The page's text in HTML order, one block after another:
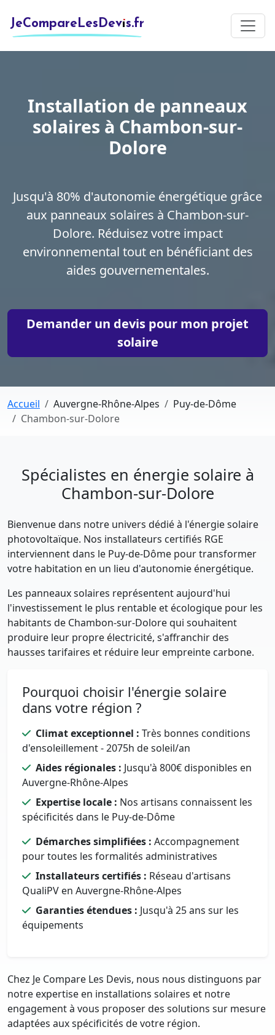
JeCompareLesDevis.fr
Installation de panneaux
solaires à Chambon-sur-
Dolore
Jusqu'à 80% d'autonomie énergétique grâce
aux panneaux solaires à Chambon-sur-
Dolore. Réduisez votre impact
environnemental tout en bénéficiant des
aides gouvernementales.
Demander un devis pour mon projet
solaire
Accueil Auvergne-Rhône-Alpes
Puy-de-Dôme
Chambon-sur-Dolore
Spécialistes en énergie solaire à
Chambon-sur-Dolore
Bienvenue dans notre univers dédié à l'énergie solaire
photovoltaïque. Nos installateurs certifiés RGE
interviennent dans le Puy-de-Dôme pour transformer
votre habitation en un lieu d'autonomie énergétique.
Les panneaux solaires représentent aujourd'hui
l'investissement le plus rentable et écologique pour les
habitants de Chambon-sur-Dolore qui souhaitent
produire leur propre électricité, s'affranchir des
hausses tarifaires et réduire leur empreinte carbone.
Pourquoi choisir l'énergie solaire
dans votre région ?
Climat exceptionnel : Très bonnes conditions
d'ensoleillement - 2075h de soleil/an
Aides régionales : Jusqu'à 800€ disponibles en
Auvergne-Rhône-Alpes
Expertise locale : Nos artisans connaissent les
spécificités dans le Puy-de-Dôme
Démarches simplifiées : Accompagnement
pour toutes les formalités administratives
Installateurs certifiés : Réseau d'artisans
QualiPV en Auvergne-Rhône-Alpes
Garanties étendues : Jusqu'à 25 ans sur les
équipements
Chez Je Compare Les Devis, nous nous distinguons par
notre expertise en installations solaires et notre
engagement à vous proposer des solutions sur mesure
adaptées aux spécificités de votre région.